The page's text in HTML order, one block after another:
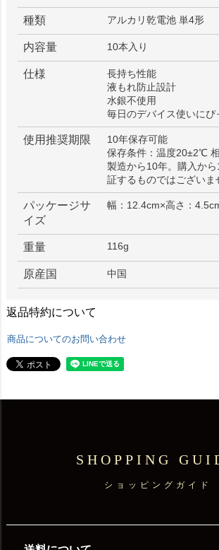
種類 アルカリ乾電池 単4形
内容量 10本入り
仕様
長持ち性能
液もれ防止設計
水銀不使用
毎日のデバイス使いにぴ
使用推奨期限
10年保存可能
保存条件：温度20±2℃
製造から10年。購入か
証するものではございま
パッケージサ
イズ
幅：12.4cm×高さ：
重量 116g
原産国 中国
返品特約について
商品についてのお問い合わせ
SHOPPING
ショッピングガイド